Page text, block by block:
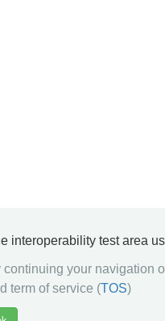
interoperability test area
continuing your navigation
term of service (TOS)